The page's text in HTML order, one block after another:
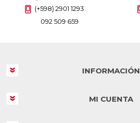
(+598) 2901 1293
092 509 659
INFORMACIÓN
MI CUENTA